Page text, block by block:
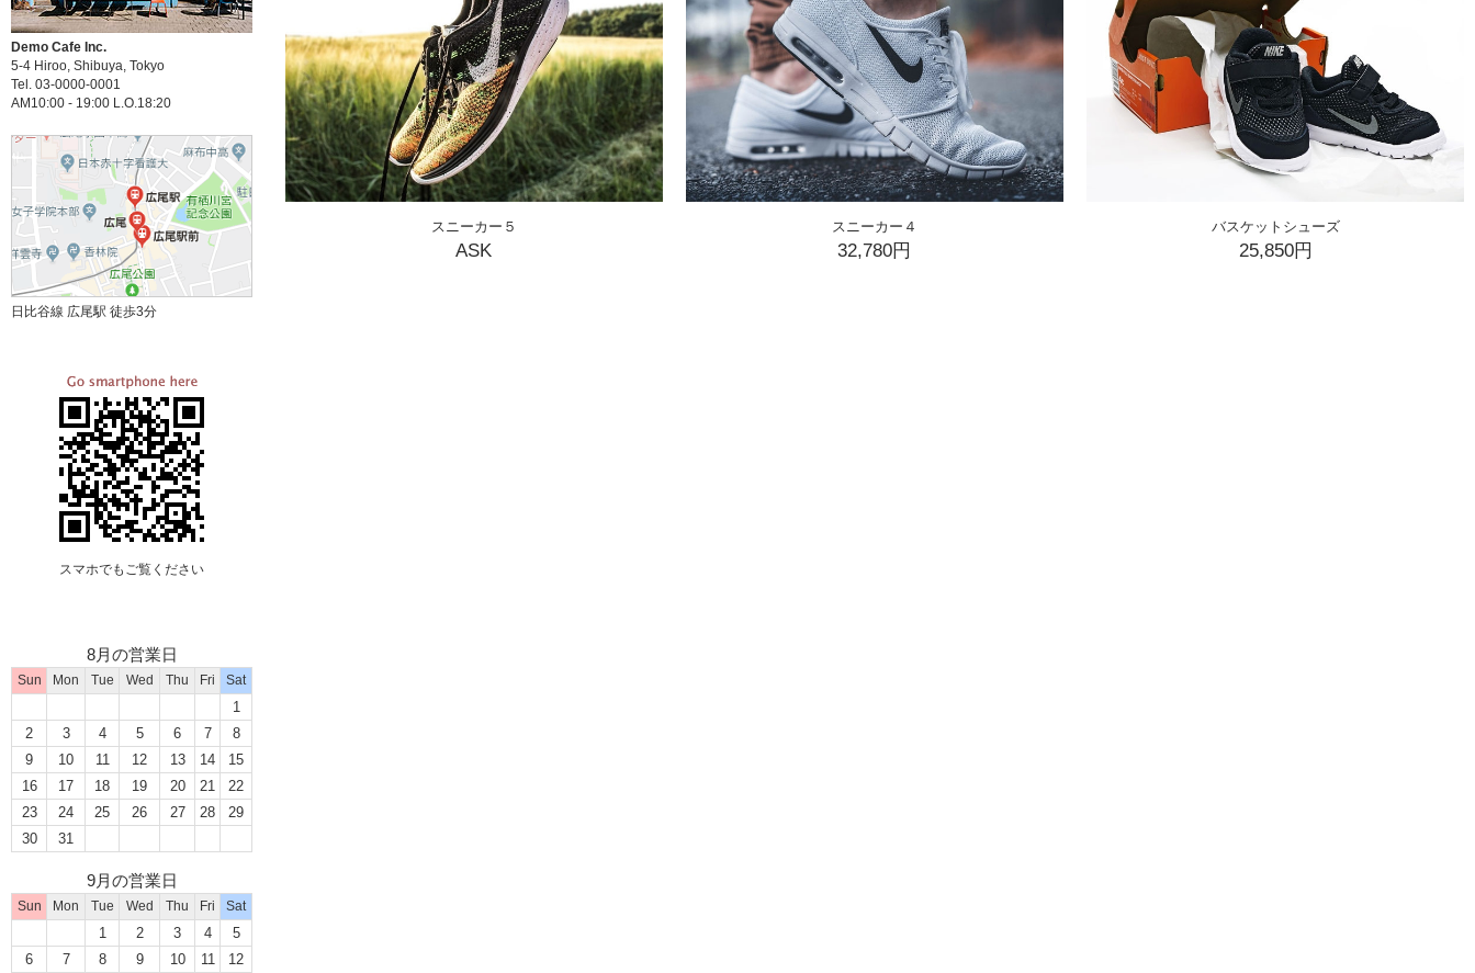
Demo Cafe Inc.
5-4 Hiroo, Shibuya, Tokyo
Tel. 03-0000-0001
AM10:00 - 19:00 L.O.18:20
日比谷線 広尾駅 徒歩3分
スマホでもご覧ください
8月の営業日
Sun Mon Tue Wed Thu Fri Sat
1
2
3 4 5 6 7
8
9
10 11 12 13 14
15
16
17 18 19 20 21
22
23
24 25 26 27 28
29
30
31
9月の営業日
Sun Mon Tue Wed Thu Fri Sat
1 2 3 4
5
6
7 8 9 10 11 12
スニーカー５
ASK
スニーカー４
32,780円
バスケットシューズ
25,850円